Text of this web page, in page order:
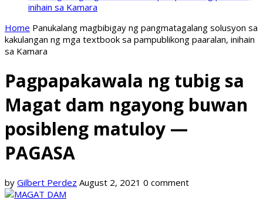
inihain sa Kamara
Home Panukalang magbibigay ng pangmatagalang solusyon sa
kakulangan ng mga textbook sa pampublikong paaralan, inihain
sa Kamara
Pagpapakawala ng tubig sa
Magat dam ngayong buwan
posibleng matuloy —
PAGASA
by Gilbert Perdez August 2, 2021 0 comment